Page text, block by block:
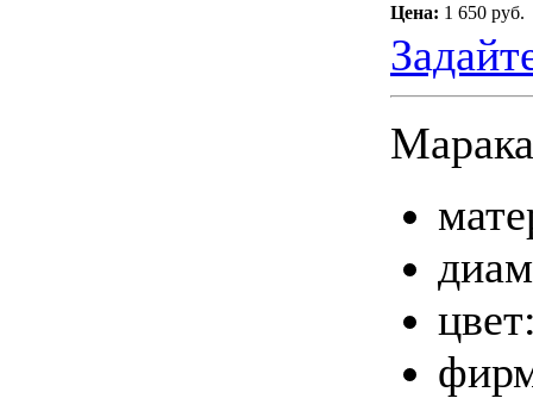
Цена: 1 650 руб.